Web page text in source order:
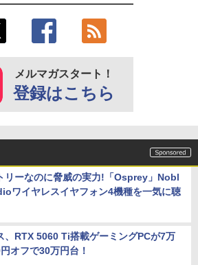
メルマガスタート！
登録はこちら
リーなのに脅威の実力!「Osprey」Nobl
ワイヤレスイヤフォン4機種を一気に聴
、RTX 5060 Ti搭載ゲーミングPCが7万
オフで30万円台！